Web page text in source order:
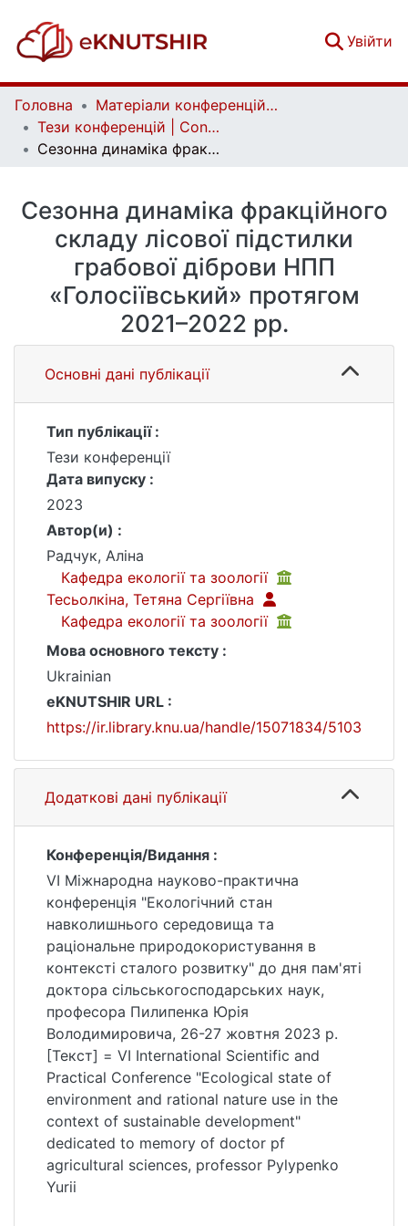
Увійти
Головна
Матеріали конференцій | Conference materials
Тези конференцій | Conference papers
Сезонна динаміка фракційного складу лісової підстилки грабової діброви НПП «Голосіївський» протягом 2021–2022 рр.
Сезонна динаміка фракційного
складу лісової підстилки
грабової діброви НПП
«Голосіївський» протягом
2021–2022 рр.
Основні дані публікації
Тип публікації :
Тези конференції
Дата випуску :
2023
Автор(и) :
Радчук, Аліна
Кафедра екології та зоології
Тесьолкіна, Тетяна Сергіївна
Кафедра екології та зоології
Мова основного тексту :
Ukrainian
eKNUTSHIR URL :
https://ir.library.knu.ua/handle/15071834/5103
Додаткові дані публікації
Конференція/Видання :
VI Міжнародна науково-практична
конференція "Екологічний стан
навколишнього середовища та
раціональне природокористування в
контексті сталого розвитку" до дня пам'яті
доктора сільськогосподарських наук,
професора Пилипенка Юрія
Володимировича, 26-27 жовтня 2023 р.
[Текст] = VI International Scientific and
Practical Conference "Ecological state of
environment and rational nature use in the
context of sustainable development"
dedicated to memory of doctor pf
agricultural sciences, professor Pylypenko
Yurii